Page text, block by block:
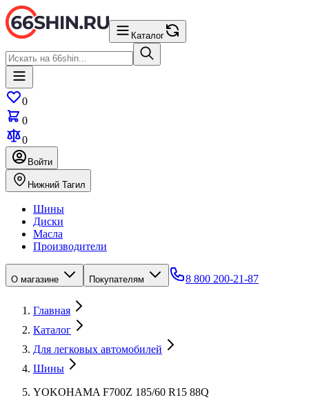
Каталог
0
0
0
Войти
Нижний Тагил
Шины
Диски
Масла
Производители
О магазине Покупателям 8 800 200-21-87
Главная
Каталог
Для легковых автомобилей
Шины
YOKOHAMA F700Z 185/60 R15 88Q